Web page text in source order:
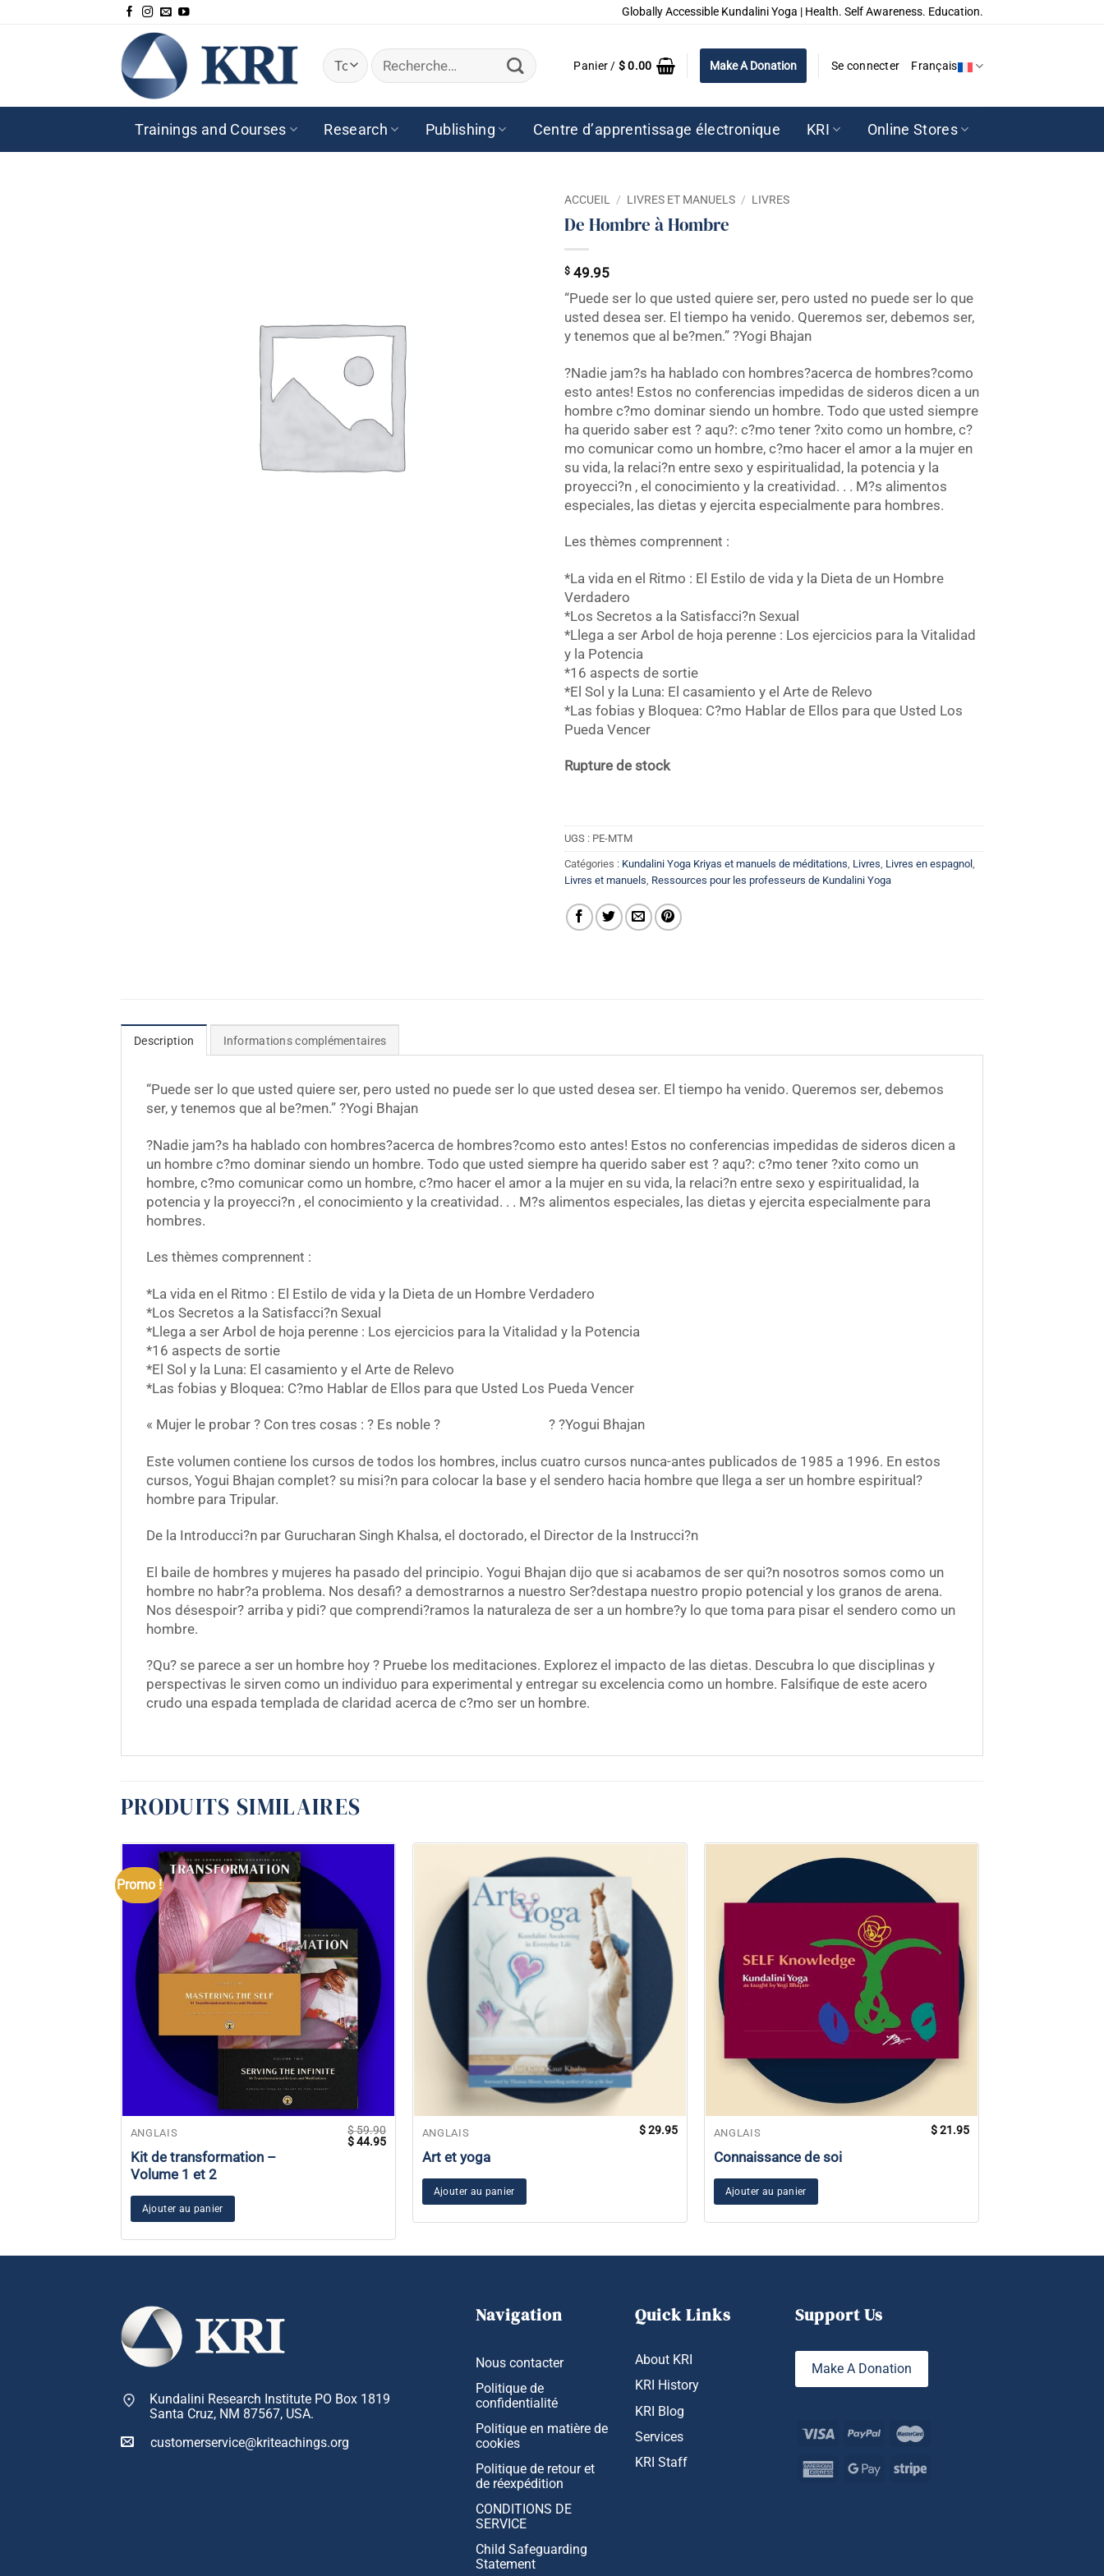
Globally Accessible Kundalini Yoga | Health. Self Awareness. Education.
Recherche
pour :
Panier / $0.00 Make A Donation Se connecter Français
Trainings and Courses Research Publishing Centre d’apprentissage électronique KRI Online Stores
ACCUEIL / LIVRES ET MANUELS / LIVRES
De Hombre à Hombre
$ 49.95
“Puede ser lo que usted quiere ser, pero usted no puede ser lo que
usted desea ser. El tiempo ha venido. Queremos ser, debemos ser,
y tenemos que al be?men.” ?Yogi Bhajan
?Nadie jam?s ha hablado con hombres?acerca de hombres?como
esto antes! Estos no conferencias impedidas de sideros dicen a un
hombre c?mo dominar siendo un hombre. Todo que usted siempre
ha querido saber est ? aqu?: c?mo tener ?xito como un hombre, c?
mo comunicar como un hombre, c?mo hacer el amor a la mujer en
su vida, la relaci?n entre sexo y espiritualidad, la potencia y la
proyecci?n , el conocimiento y la creatividad. . . M?s alimentos
especiales, las dietas y ejercita especialmente para hombres.
Les thèmes comprennent :
*La vida en el Ritmo : El Estilo de vida y la Dieta de un Hombre
Verdadero
*Los Secretos a la Satisfacci?n Sexual
*Llega a ser Arbol de hoja perenne : Los ejercicios para la Vitalidad
y la Potencia
*16 aspects de sortie
*El Sol y la Luna: El casamiento y el Arte de Relevo
*Las fobias y Bloquea: C?mo Hablar de Ellos para que Usted Los
Pueda Vencer
Rupture de stock
UGS : PE-MTM
Catégories : Kundalini Yoga Kriyas et manuels de méditations, Livres, Livres en espagnol ,
Livres et manuels, Ressources pour les professeurs de Kundalini Yoga
Description Informations complémentaires
“Puede ser lo que usted quiere ser, pero usted no puede ser lo que usted desea ser. El tiempo ha venido. Queremos ser, debemos
ser, y tenemos que al be?men.” ?Yogi Bhajan
?Nadie jam?s ha hablado con hombres?acerca de hombres?como esto antes! Estos no conferencias impedidas de sideros dicen a
un hombre c?mo dominar siendo un hombre. Todo que usted siempre ha querido saber est ? aqu?: c?mo tener ?xito como un
hombre, c?mo comunicar como un hombre, c?mo hacer el amor a la mujer en su vida, la relaci?n entre sexo y espiritualidad, la
potencia y la proyecci?n , el conocimiento y la creatividad. . . M?s alimentos especiales, las dietas y ejercita especialmente para
hombres.
Les thèmes comprennent :
*La vida en el Ritmo : El Estilo de vida y la Dieta de un Hombre Verdadero
*Los Secretos a la Satisfacci?n Sexual
*Llega a ser Arbol de hoja perenne : Los ejercicios para la Vitalidad y la Potencia
*16 aspects de sortie
*El Sol y la Luna: El casamiento y el Arte de Relevo
*Las fobias y Bloquea: C?mo Hablar de Ellos para que Usted Los Pueda Vencer
« Mujer le probar ? Con tres cosas : ? Es noble ? ? ?Yogui Bhajan
Este volumen contiene los cursos de todos los hombres, inclus cuatro cursos nunca-antes publicados de 1985 a 1996. En estos
cursos, Yogui Bhajan complet? su misi?n para colocar la base y el sendero hacia hombre que llega a ser un hombre espiritual?
hombre para Tripular.
De la Introducci?n par Gurucharan Singh Khalsa, el doctorado, el Director de la Instrucci?n
El baile de hombres y mujeres ha pasado del principio. Yogui Bhajan dijo que si acabamos de ser qui?n nosotros somos como un
hombre no habr?a problema. Nos desafi? a demostrarnos a nuestro Ser?destapa nuestro propio potencial y los granos de arena.
Nos désespoir? arriba y pidi? que comprendi?ramos la naturaleza de ser a un hombre?y lo que toma para pisar el sendero como un
hombre.
?Qu? se parece a ser un hombre hoy ? Pruebe los meditaciones. Explorez el impacto de las dietas. Descubra lo que disciplinas y
perspectivas le sirven como un individuo para experimental y entregar su excelencia como un hombre. Falsifique de este acero
crudo una espada templada de claridad acerca de c?mo ser un hombre.
PRODUITS SIMILAIRES
Promo !
ANGLAIS
Kit de transformation –
Volume 1 et 2
$59.90
Le
$44.95Le
Ajouter au panier
ANGLAIS
Art et yoga
$29.95
Ajouter au panier
ANGLAIS
Connaissance de soi
$21.95
Ajouter au panier
Kundalini Research Institute PO Box 1819
Santa Cruz, NM 87567, USA.
customerservice@kriteachings.org
Navigation
Nous contacter
Politique de
confidentialité
Politique en matière de
cookies
Politique de retour et
de réexpédition
CONDITIONS DE
SERVICE
Child Safeguarding
Statement
Quick Links
About KRI
KRI History
KRI Blog
Services
KRI Staff
Support Us
Make A Donation